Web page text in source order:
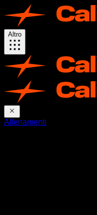
Altro
Allenamenti